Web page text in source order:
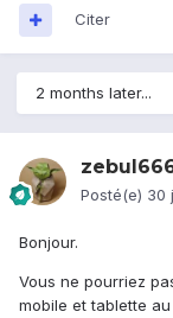
Citer
2 months later...
Posté(e) 30
Bonjour.
Vous ne pourriez
mobile et tablette